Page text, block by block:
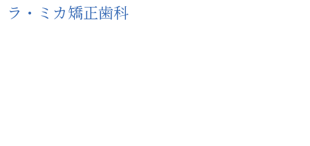
ラ・ミカ矯正歯科